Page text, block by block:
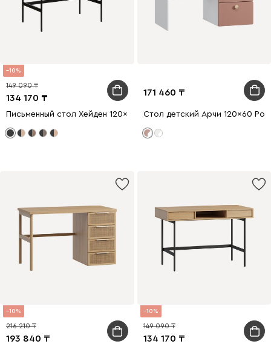
10
134 170
149 090
Письменный стол Хейден 120x60 Древесный черный
171 460
Стол детский Арчи 120x60
10
193 840
216 210
10
134 170
149 090